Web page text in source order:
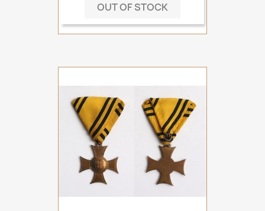
OUT OF STOCK